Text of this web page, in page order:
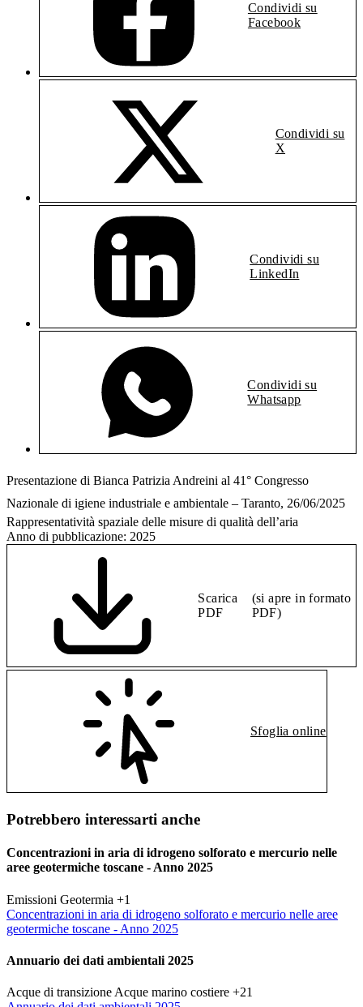
Condividi su
Facebook
Condividi su
X
Condividi su
LinkedIn
Condividi su
Whatsapp
Presentazione di Bianca Patrizia Andreini al 41° Congresso
Nazionale di igiene industriale e ambientale – Taranto, 26/06/2025
Rappresentatività spaziale delle misure di qualità dell’aria
Anno di pubblicazione: 2025
Scarica
PDF
(si apre in formato
PDF)
Sfoglia online
Potrebbero interessarti anche
Concentrazioni in aria di idrogeno solforato e mercurio nelle
aree geotermiche toscane - Anno 2025
Emissioni Geotermia +1
Concentrazioni in aria di idrogeno solforato e mercurio nelle aree
geotermiche toscane - Anno 2025
Annuario dei dati ambientali 2025
Acque di transizione Acque marino costiere +21